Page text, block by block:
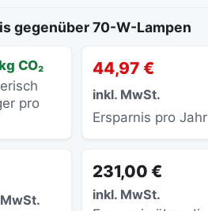
gegenüber 70-W-Lampen
CO₂
pro
44,97 €
inkl. MwSt.
Ersparnis pro Jahr
231,00 €
inkl. MwSt.